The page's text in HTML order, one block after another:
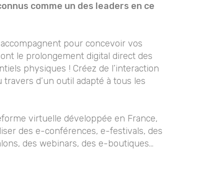
comme un des leaders en ce
pour concevoir vos
le prolongement digital direct des
physiques ! Créez de l’interaction
travers d’un outil adapté à tous les
virtuelle développée en France,
des e-conférences, e-festivals, des
des webinars, des e-boutiques…